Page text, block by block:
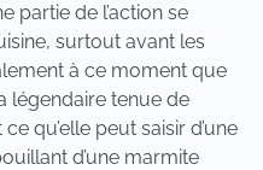
partie de l’action se
surtout avant les
à ce moment que
légendaire tenue de
qu’elle peut saisir d’une
d’une marmite